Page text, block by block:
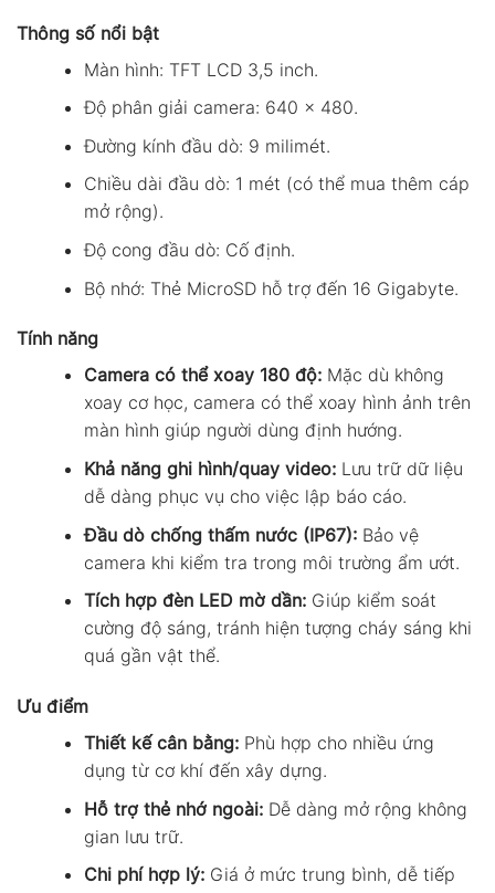
Thông số nổi bật
Màn hình: TFT LCD 3,5 inch.
Độ phân giải camera: 640 x 480.
Đường kính đầu dò: 9 milimét.
Chiều dài đầu dò: 1 mét (có thể mua thêm cáp
mở rộng).
Độ cong đầu dò: Cố định.
Bộ nhớ: Thẻ MicroSD hỗ trợ đến 16 Gigabyte.
Tính năng
Camera có thể xoay 180 độ:Mặc dù không
xoay cơ học, camera có thể xoay hình ảnh trên
màn hình giúp người dùng định hướng.
Khả năng ghi hình/quay video:Lưu trữ dữ liệu
dễ dàng phục vụ cho việc lập báo cáo.
Đầu dò chống thấm nước (IP67):Bảo vệ
camera khi kiểm tra trong môi trường ẩm ướt.
Tích hợp đèn LED mờ dần:Giúp kiểm soát
cường độ sáng, tránh hiện tượng cháy sáng khi
quá gần vật thể.
Ưu điểm
Thiết kế cân bằng:Phù hợp cho nhiều ứng
dụng từ cơ khí đến xây dựng.
Hỗ trợ thẻ nhớ ngoài:Dễ dàng mở rộng không
gian lưu trữ.
Chi phí hợp lý:Giá ở mức trung bình, dễ tiếp